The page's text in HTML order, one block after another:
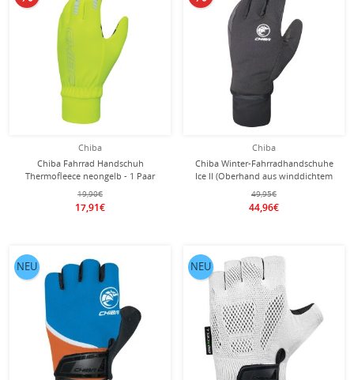
Chiba
Chiba Fahrrad Handschuh
Thermofleece neongelb - 1 Paar
19,90€
17,91€
Chiba
Chiba Winter-Fahrradhandschuhe
Ice II (Oberhand aus winddichtem
Softshell) schwarz - 1 Paar
49,95€
44,96€
NEU NEU